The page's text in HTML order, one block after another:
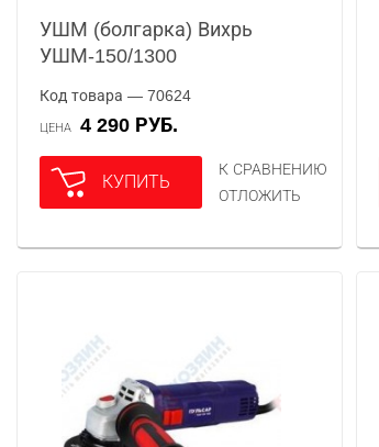
УШМ (болгарка) Вихрь
УШМ-150/1300
Код товара — 70624
ЦЕНА 4 290 РУБ.
КУПИТЬ
К СРАВНЕНИЮ
ОТЛОЖИТЬ